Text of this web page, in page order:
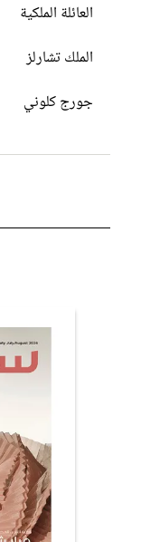
العائلة الملكية
الملك تشارلز
جورج كلوني